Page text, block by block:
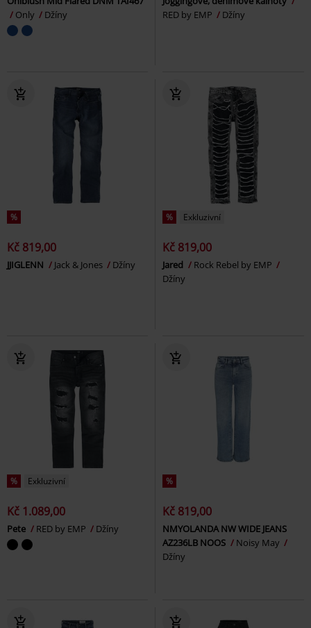
Only
Džíny
RED by EMP
Džíny
%
Kč 819,00
JJIGLENN Jack & Jones Džíny
% Exkluzivní
Kč 819,00
Jared
Rock Rebel by EMP
Džíny
% Exkluzivní
Kč 1.089,00
Pete RED by EMP Džíny
%
Kč 819,00
NMYOLANDA NW WIDE JEANS
AZ236LB NOOS
Noisy May
Džíny